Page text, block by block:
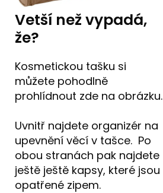
Vetší než vypadá,
že?
Kosmetickou tašku si
můžete pohodlně
prohlídnout zde na obrázku.
Uvnitř najdete organizér na
upevnění věcí v tašce. Po
obou stranách pak najdete
ještě ještě kapsy, které jsou
opatřené zipem.